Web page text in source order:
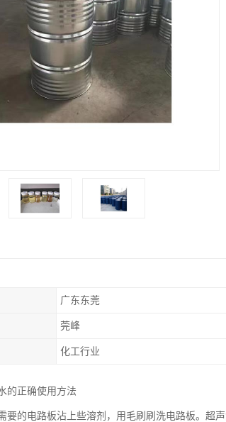
广东东莞
莞峰
化工行业
的正确使用方法
要的电路板沾上些溶剂，用毛刷刷洗电路板。超